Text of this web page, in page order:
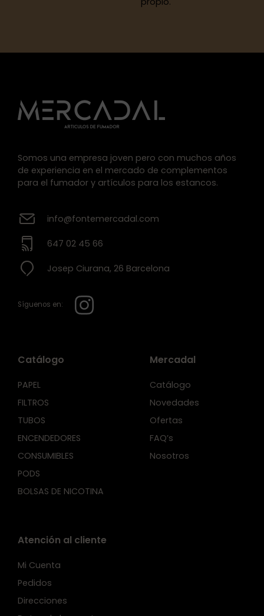
Somos una empresa joven pero con muchos años
de experiencia en el mercado de complementos
para el fumador y artículos para los estancos.
info@fontemercadal.com
647 02 45 66
Josep Ciurana, 26 Barcelona
Síguenos en:
Catálogo
PAPEL
FILTROS
TUBOS
ENCENDEDORES
CONSUMIBLES
PODS
BOLSAS DE NICOTINA
Mercadal
Catálogo
Novedades
Ofertas
FAQ’s
Nosotros
Atención al cliente
Mi Cuenta
Pedidos
Direcciones